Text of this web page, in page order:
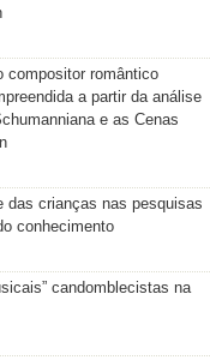
compositor romântico
a partir da análise
e as Cenas
das crianças nas pesquisas
conhecimento
candomblecistas na